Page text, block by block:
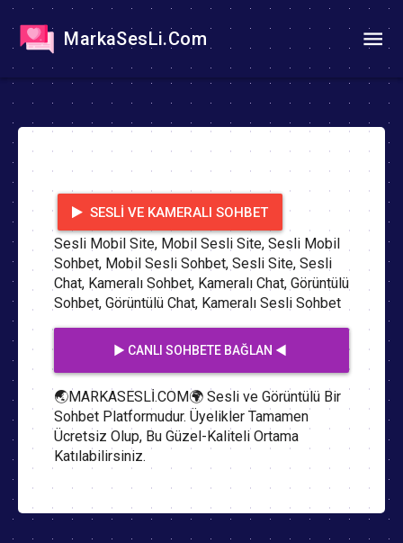
MarkaSesLi.Com
SESLI VE KAMERALI SOHBET
Sesli Mobil Site, Mobil Sesli Site, Sesli Mobil
Sohbet, Mobil Sesli Sohbet, Sesli Site, Sesli
Chat, Kameralı Sohbet, Kameralı Chat, Görüntülü
Sohbet, Görüntülü Chat, Kameralı Sesli Sohbet
▶️ CANLI SOHBETE BAĞLAN ◀️
🌏MARKASESLİ.COM🌍 Sesli ve Görüntülü Bir
Sohbet Platformudur. Üyelikler Tamamen
Ücretsiz Olup, Bu Güzel-Kaliteli Ortama
Katılabilirsiniz.